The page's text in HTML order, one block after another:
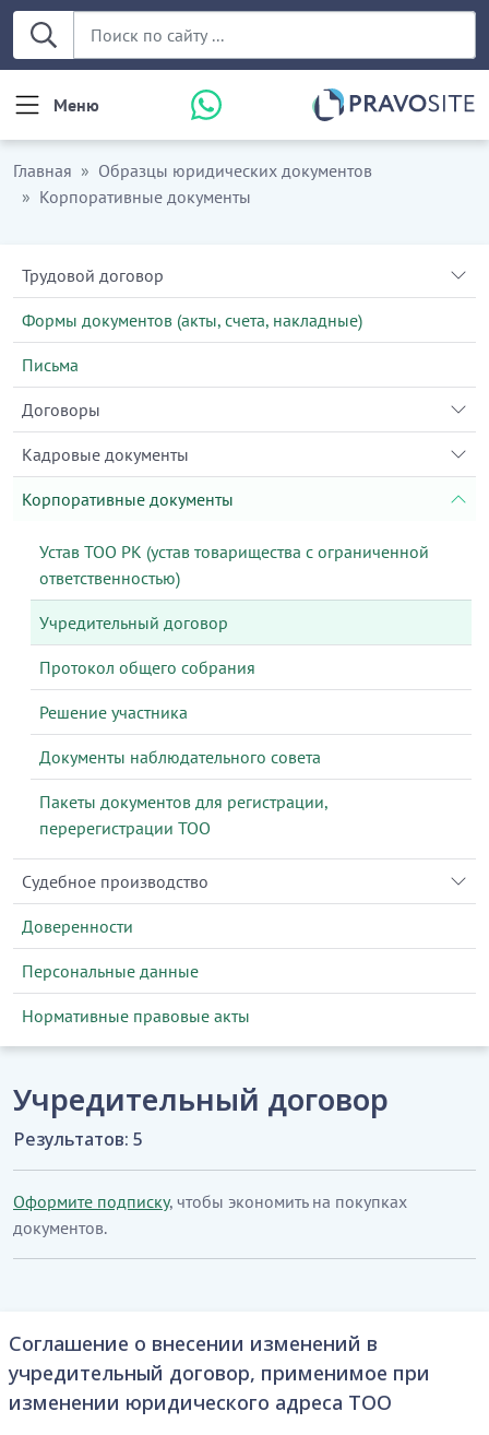
Меню
Главная
Образцы юридических документов
Корпоративные документы
Трудовой договор
Формы документов (акты, счета, накладные)
Письма
Договоры
Кадровые документы
Корпоративные документы
Устав ТОО РК (устав товарищества с ограниченной
ответственностью)
Учредительный договор
Протокол общего собрания
Решение участника
Документы наблюдательного совета
Пакеты документов для регистрации,
перерегистрации ТОО
Судебное производство
Доверенности
Персональные данные
Нормативные правовые акты
Учредительный договор
Результатов: 5
Оформите подписку, чтобы экономить на покупках
документов.
Соглашение о внесении изменений в
учредительный договор, применимое при
изменении юридического адреса ТОО